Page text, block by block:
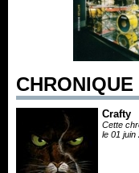
CHRONIQUE
Crafty
Cette
le 01 juin